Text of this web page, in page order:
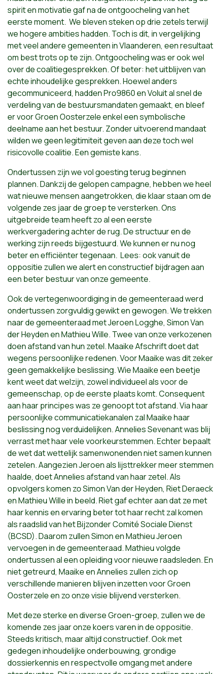
spirit en motivatie gaf na de ontgoocheling van het
eerste moment. We bleven steken op drie zetels terwijl
we hogere ambities hadden. Toch is dit, in vergelijking
met veel andere gemeenten in Vlaanderen, een resultaat
om best trots op te zijn. Ontgoocheling was er ook wel
over de coalitiegesprekken. Of beter: het uitblijven van
echte inhoudelijke gesprekken. Hoewel anders
gecommuniceerd, hadden Pro9860 en Voluit al snel de
verdeling van de bestuursmandaten gemaakt, en bleef
er voor Groen Oosterzele enkel een symbolische
deelname aan het bestuur. Zonder uitvoerend mandaat
wilden we geen legitimiteit geven aan deze toch wel
risicovolle coalitie. Een gemiste kans.
Ondertussen zijn we vol goesting terug beginnen
plannen. Dankzij de gelopen campagne, hebben we heel
wat nieuwe mensen aangetrokken, die klaar staan om de
volgende zes jaar de groep te versterken. Ons
uitgebreide team heeft zo al een eerste
werkvergadering achter de rug. De structuur en de
werking zijn reeds bijgestuurd. We kunnen er nu nog
beter en efficiënter tegenaan. Lees: ook vanuit de
oppositie zullen we alert en constructief bijdragen aan
een beter bestuur van onze gemeente.
Ook de vertegenwoordiging in de gemeenteraad werd
ondertussen zorgvuldig gewikt en gewogen. We trekken
naar de gemeenteraad met Jeroen Logghe, Simon Van
der Heyden en Mathieu Wille. Twee van onze verkozenen
doen afstand van hun zetel. Maaike Afschrift doet dat
wegens persoonlijke redenen. Voor Maaike was dit zeker
geen gemakkelijke beslissing. Wie Maaike een beetje
kent weet dat welzijn, zowel individueel als voor de
gemeenschap, op de eerste plaats komt. Consequent
aan haar principes was ze genoopt tot afstand. Via haar
persoonlijke communicatiekanalen zal Maaike haar
beslissing nog verduidelijken. Annelies Sevenant was blij
verrast met haar vele voorkeurstemmen. Echter bepaalt
de wet dat wettelijk samenwonenden niet samen kunnen
zetelen. Aangezien Jeroen als lijsttrekker meer stemmen
haalde, doet Annelies afstand van haar zetel. Als
opvolgers komen zo Simon Van der Heyden, Riet Deraeck
en Mathieu Wille in beeld. Riet gaf echter aan dat ze met
haar kennis en ervaring beter tot haar recht zal komen
als raadslid van het Bijzonder Comité Sociale Dienst
(BCSD). Daarom zullen Simon en Mathieu Jeroen
vervoegen in de gemeenteraad. Mathieu volgde
ondertussen al een opleiding voor nieuwe raadsleden. En
niet getreurd, Maaike en Annelies zullen zich op
verschillende manieren blijven inzetten voor Groen
Oosterzele en zo onze visie blijvend versterken.
Met deze sterke en diverse Groen-groep, zullen we de
komende zes jaar onze koers varen in de oppositie.
Steeds kritisch, maar altijd constructief. Ook met
gedegen inhoudelijke onderbouwing, grondige
dossierkennis en respectvolle omgang met andere